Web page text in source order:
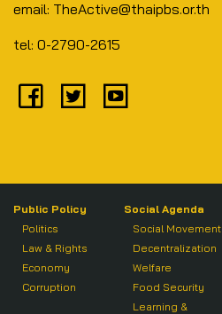
email: TheActive@thaipbs.or.th
tel: 0-2790-2615
Public Policy
Politics
Law & Rights
Economy
Corruption
Social Agenda
Social Movement
Decentralization
Welfare
Food Security
Learning &